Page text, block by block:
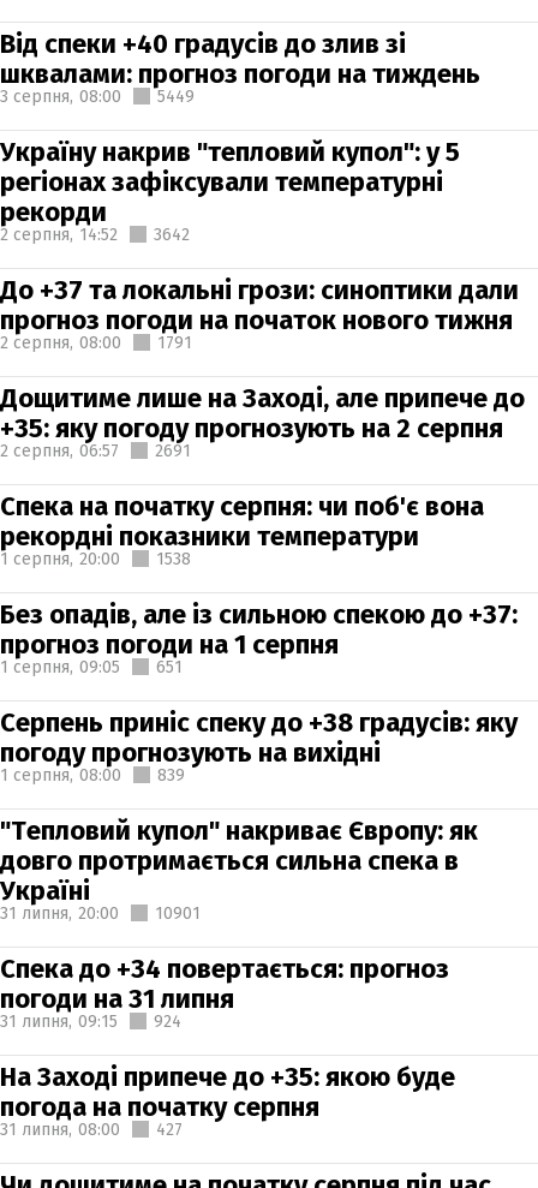
Від спеки +40 градусів до злив зі
шквалами: прогноз погоди на тиждень
3 серпня, 08:00 5449
Україну накрив "тепловий купол": у 5
регіонах зафіксували температурні
рекорди
2 серпня, 14:52 3642
До +37 та локальні грози: синоптики дали
прогноз погоди на початок нового тижня
2 серпня, 08:00 1791
Дощитиме лише на Заході, але припече до
+35: яку погоду прогнозують на 2 серпня
2 серпня, 06:57 2691
Спека на початку серпня: чи поб'є вона
рекордні показники температури
1 серпня, 20:00 1538
Без опадів, але із сильною спекою до +37:
прогноз погоди на 1 серпня
1 серпня, 09:05 651
Серпень приніс спеку до +38 градусів: яку
погоду прогнозують на вихідні
1 серпня, 08:00 839
"Тепловий купол" накриває Європу: як
довго протримається сильна спека в
Україні
31 липня, 20:00 10901
Спека до +34 повертається: прогноз
погоди на 31 липня
31 липня, 09:15 924
На Заході припече до +35: якою буде
погода на початку серпня
31 липня, 08:00 427